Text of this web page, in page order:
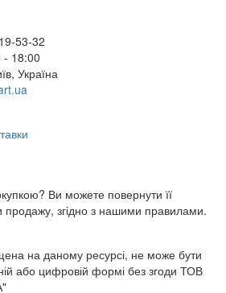
53-32
- 18:00
Україна
Ви можете повернути її
продажу, згідно з нашими правилами.
на даному ресурсі, не може бути
або цифровій формі без згоди ТОВ